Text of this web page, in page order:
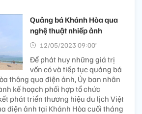
Quảng bá Khánh Hòa qua
nghệ thuật nhiếp ảnh
12/05/2023 09:00’
Để phát huy những giá trị
vốn có và tiếp tục quảng bá
thông qua điện ảnh, Ủy ban nhân
kế hoạch phối hợp tổ chức
phát triển thương hiệu du lịch Việt
điện ảnh tại Khánh Hòa cuối tháng